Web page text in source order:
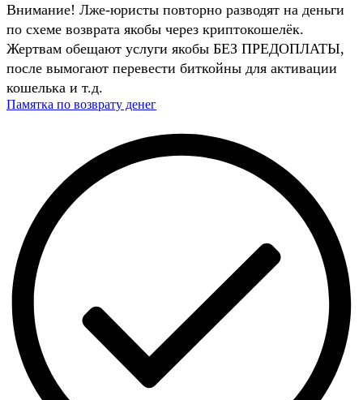
Внимание! Лже-юристы повторно разводят на деньги
по схеме возврата якобы через криптокошелёк.
Жертвам обещают услуги якобы БЕЗ ПРЕДОПЛАТЫ,
после вымогают перевести биткойны для активации
кошелька и т.д.
Памятка по возврату денег